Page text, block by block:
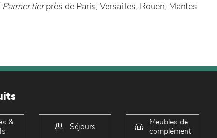
Parmentierprès de Paris, Versailles, Rouen, Mantes
&
Séjours
Meubles de
complément